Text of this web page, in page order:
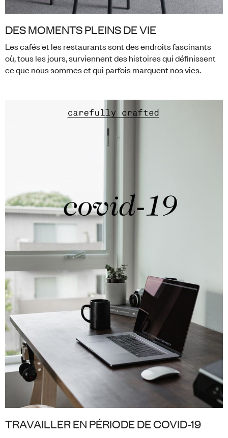
DES MOMENTS PLEINS DE VIE
Les cafés et les restaurants sont des endroits fascinants
où, tous les jours, surviennent des histoires qui définissent
ce que nous sommes et qui parfois marquent nos vies.
TRAVAILLER EN PÉRIODE DE COVID-19